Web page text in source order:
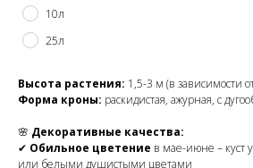
10л
25л
Высота растения: 1,5-3 м (в зависимости
Форма кроны: раскидистая, ажурная, с
🌸 Декоративные качества:
✔ Обильное цветение в мае-июне – куст
или белыми душистыми цветами